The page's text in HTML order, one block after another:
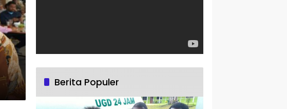
Berita Populer